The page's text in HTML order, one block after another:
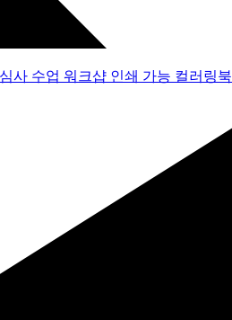
사 수업 워크샵 인쇄 가능 컬러링북